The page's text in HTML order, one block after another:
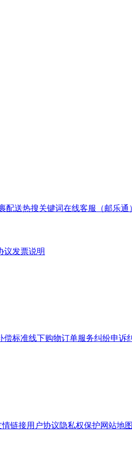
配送热搜关键词在线客服（邮乐通
议发票说明
偿标准线下购物订单服务纠纷申诉
情链接用户协议隐私权保护网站地图